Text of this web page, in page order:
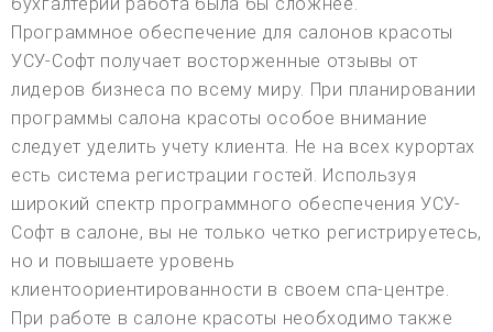
Программное обеспечение для салонов красоты
УСУ-Софт получает восторженные отзывы от
лидеров бизнеса по всему миру. При планировании
программы салона красоты особое внимание
следует уделить учету клиента. Не на всех курортах
есть система регистрации гостей. Используя
широкий спектр программного обеспечения УСУ-
Софт в салоне, вы не только четко регистрируетесь,
но и повышаете уровень
клиентоориентированности в своем спа-центре.
При работе в салоне красоты необходимо также